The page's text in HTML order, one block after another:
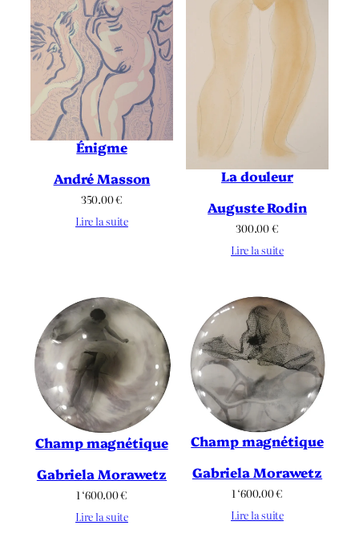
Énigme
André Masson
350.00€
Lire la suite
La douleur
Auguste Rodin
300.00€
Lire la suite
Champ magnétique
Gabriela Morawetz
1 ‘600.00€
Lire la suite
Champ magnétique
Gabriela Morawetz
1 ‘600.00€
Lire la suite